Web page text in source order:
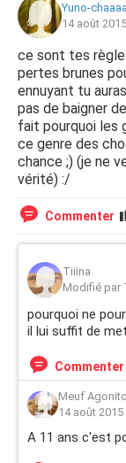
Yuno-
14 août
ce sont tes
pertes brunes
ennuyant tu
pas de baigner
fait pourquoi les
ce genre des
chance ;) (je ne
vérité) :/
Commenter
Tiiina
Modifié par
pourquoi ne
il lui suffit de
Commenter
Meuf Agonito
14 août 2015
A 11 ans c'est